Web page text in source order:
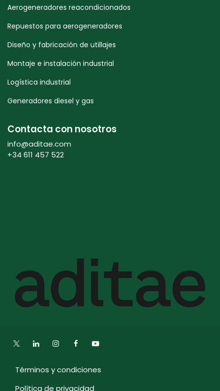
Aerogeneradores reacondicionados
Repuestos para aerogeneradores
Diseño y fabricación de utillajes
Montaje e instalación industrial
Logística industrial
Generadores diesel y gas
Contacta con nosotros
info@aditae.com
+34 611 457 522
Términos y condiciones
Política de privacidad